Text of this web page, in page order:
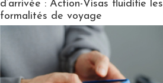
d’arrivée : Action-Visas fluidifie les
formalités de voyage